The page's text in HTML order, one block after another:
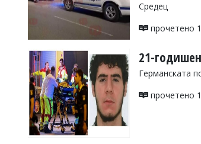
Колев,
office@flagman.bg
Коментарите
статиите
въвеждат
Средец
прочетено
21-
Германската
прочетено